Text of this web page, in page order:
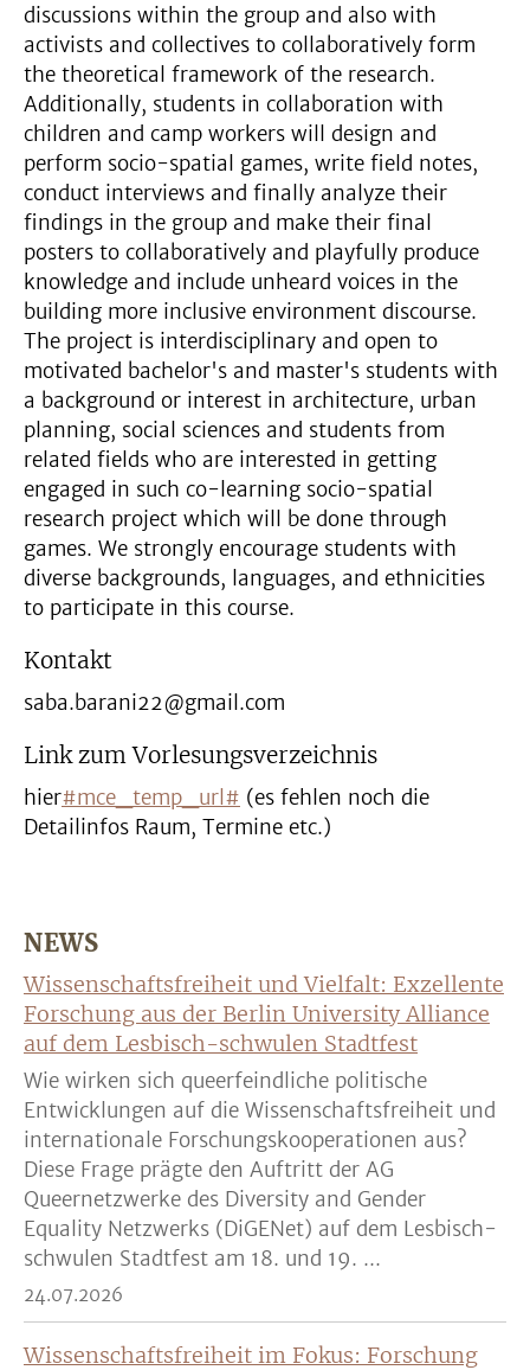
discussions within the group and also with
activists and collectives to collaboratively form
the theoretical framework of the research.
Additionally, students in collaboration with
children and camp workers will design and
perform socio-spatial games, write field notes,
conduct interviews and finally analyze their
findings in the group and make their final
posters to collaboratively and playfully produce
knowledge and include unheard voices in the
building more inclusive environment discourse.
The project is interdisciplinary and open to
motivated bachelor's and master's students with
a background or interest in architecture, urban
planning, social sciences and students from
related fields who are interested in getting
engaged in such co-learning socio-spatial
research project which will be done through
games. We strongly encourage students with
diverse backgrounds, languages, and ethnicities
to participate in this course.
Kontakt
saba.barani22@gmail.com
Link zum Vorlesungsverzeichnis
hier#mce_temp_url# (es fehlen noch die
Detailinfos Raum, Termine etc.)
NEWS
Wissenschaftsfreiheit und Vielfalt: Exzellente
Forschung aus der Berlin University Alliance
auf dem Lesbisch-schwulen Stadtfest
Wie wirken sich queerfeindliche politische
Entwicklungen auf die Wissenschaftsfreiheit und
internationale Forschungskooperationen aus?
Diese Frage prägte den Auftritt der AG
Queernetzwerke des Diversity and Gender
Equality Netzwerks (DiGENet) auf dem Lesbisch-
schwulen Stadtfest am 18. und 19. ...
24.07.2026
Wissenschaftsfreiheit im Fokus: Forschung